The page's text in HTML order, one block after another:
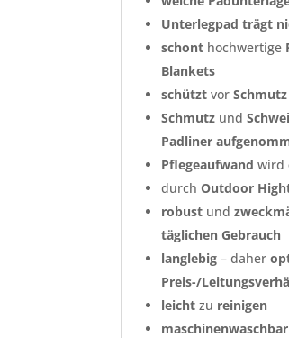
Unterlegpad trägt
schont hochwertige
Blankets
schützt vorSchmutz
Schmutz und
Padliner
Pflegeaufwand wird
durch Outdoor
robust und
täglichen Gebrauch
langlebig – daher
Preis-/
leicht zu reinigen
maschinenwaschbar